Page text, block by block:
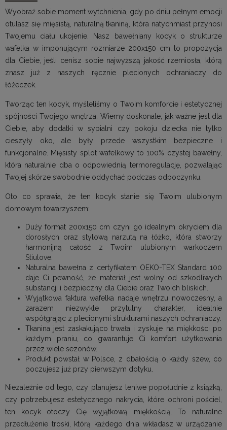
Wyobraź sobie moment wytchnienia, gdy po dniu pełnym emocji
otulasz się mięsistą, naturalną tkaniną, która natychmiast przynosi
Twojemu ciału ukojenie. Nasz bawełniany kocyk o strukturze
wafelka w imponującym rozmiarze 200x150 cm to propozycja
dla Ciebie, jeśli cenisz sobie najwyższą jakość rzemiosła, którą
znasz już z naszych ręcznie plecionych ochraniaczy do
łóżeczek.
Tworząc ten kocyk, myśleliśmy o Twoim komforcie i estetycznej
spójności Twojego wnętrza. Wiemy doskonale, jak ważne jest dla
Ciebie, aby dodatki w sypialni czy pokoju dziecka nie tylko
cieszyły oko, ale były przede wszystkim bezpieczne i
funkcjonalne. Mięsisty splot wafelkowy to 100% czystej bawełny,
która naturalnie dba o odpowiednią termoregulację, pozwalając
Twojej skórze swobodnie oddychać podczas odpoczynku.
Oto co sprawia, że ten kocyk stanie się Twoim ulubionym
domowym towarzyszem:
Duży format 200x150 cm czyni go idealnym okryciem dla
dorosłych oraz stylową narzutą na łóżko, która stworzy
harmonijną całość z Twoim ulubionym warkoczem
Stiulove.
Naturalna bawełna z certyfikatem OEKO-TEX Standard 100
daje Ci pewność, że materiał jest wolny od szkodliwych
substancji i bezpieczny dla Ciebie oraz Twoich bliskich.
Wyjątkowa faktura wafelka nadaje wnętrzu nowoczesny, a
zarazem niezwykle przytulny charakter, idealnie
współgrając z plecionymi strukturami naszych ochraniaczy.
Tkanina jest zaskakująco trwała i zyskuje na miękkości po
każdym praniu, co gwarantuje Ci komfort użytkowania
przez wiele sezonów.
Produkt powstał w Polsce, z dbałością o każdy szew, co
poczujesz już przy pierwszym dotyku.
Niezależnie od tego, czy planujesz leniwe popołudnie z książką,
czy potrzebujesz estetycznego nakrycia, które ochroni pościel,
ten kocyk otoczy Cię wyjątkową miękkością. To naturalne
przedłużenie troski, którą każdego dnia wkładasz w urządzanie